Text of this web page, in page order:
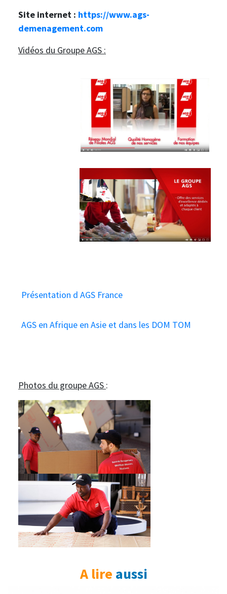
Site internet : https://www.ags-
demenagement.com
Vidéos du Groupe AGS :
Présentation d AGS France
AGS en Afrique en Asie et dans les DOM TOM
Photos du groupe AGS :
A lire aussi